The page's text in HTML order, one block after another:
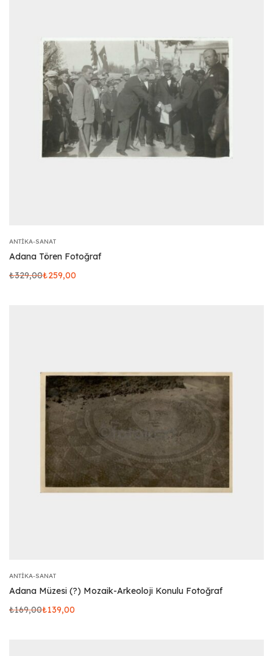
ANTIKA-SANAT
Adana Tören Fotoğraf
₺329,00₺259,00
ANTIKA-SANAT
Adana Müzesi (?) Mozaik-Arkeoloji Konulu Fotoğraf
₺169,00₺139,00